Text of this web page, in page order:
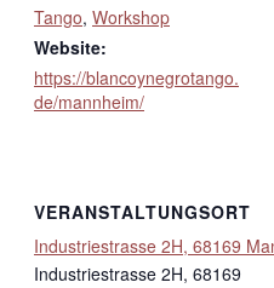
Tango, Workshop
Website:
https://blancoynegrotango.
de/mannheim/
VERANSTALTUNGSORT
Industriestrasse 2H, 68169
Industriestrasse 2H, 68169